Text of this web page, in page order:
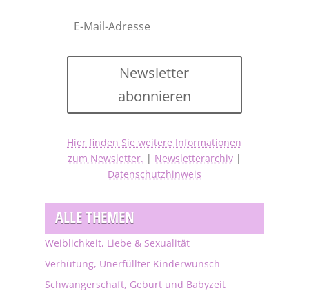
Newsletter
abonnieren
Hier finden Sie weitere Informationen
zum Newsletter. | Newsletterarchiv|
Datenschutzhinweis
ALLE THEMEN
Weiblichkeit, Liebe & Sexualität
Verhütung, Unerfüllter Kinderwunsch
Schwangerschaft, Geburt und Babyzeit